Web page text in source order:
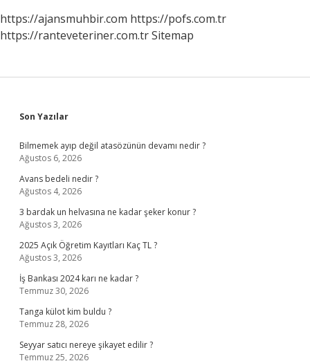
https://ajansmuhbir.com https://pofs.com.tr
https://ranteveteriner.com.trSitemap
Sidebar
Son Yazılar
Bilmemek ayıp değil atasözünün devamı nedir ?
Ağustos 6, 2026
Avans bedeli nedir ?
Ağustos 4, 2026
3 bardak un helvasına ne kadar şeker konur ?
Ağustos 3, 2026
2025 Açık Öğretim Kayıtları Kaç TL ?
Ağustos 3, 2026
İş Bankası 2024 karı ne kadar ?
Temmuz 30, 2026
Tanga külot kim buldu ?
Temmuz 28, 2026
Seyyar satıcı nereye şikayet edilir ?
Temmuz 25, 2026